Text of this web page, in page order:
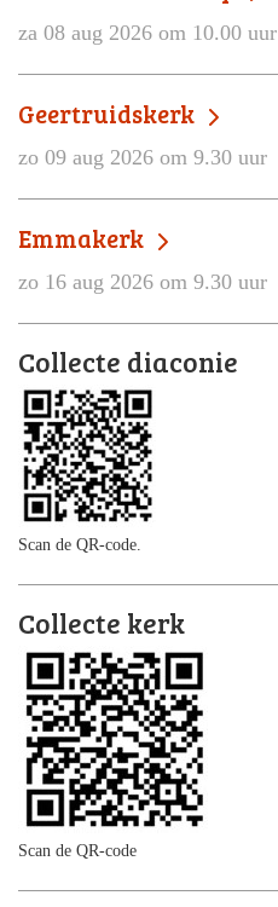
za 08 aug 2026 om 10.00 uur
Geertruidskerk
zo 09 aug 2026 om 9.30 uur
Emmakerk
zo 16 aug 2026 om 9.30 uur
Collecte diaconie
Scan de QR-code.
Collecte kerk
Scan de QR-code